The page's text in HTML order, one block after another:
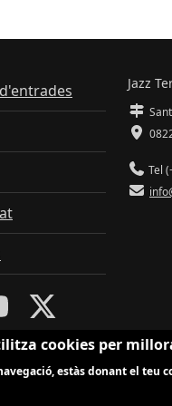
Jazz
Tel
cookies per
estàs donant el teu